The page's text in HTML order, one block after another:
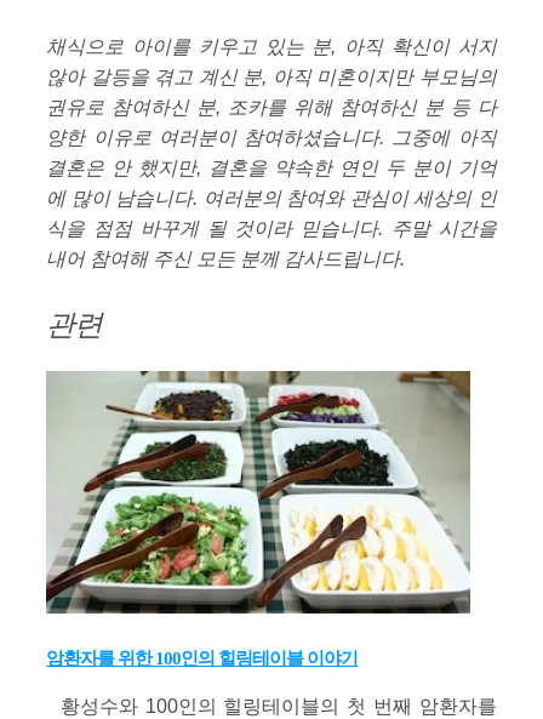
채식으로 아이를 키우고 있는 분, 아직 확신이 서지
않아 갈등을 겪고 계신 분, 아직 미혼이지만 부모님의
권유로 참여하신 분, 조카를 위해 참여하신 분 등 다
양한 이유로 여러분이 참여하셨습니다. 그중에 아직
결혼은 안 했지만, 결혼을 약속한 연인 두 분이 기억
에 많이 남습니다. 여러분의 참여와 관심이 세상의 인
식을 점점 바꾸게 될 것이라 믿습니다. 주말 시간을
내어 참여해 주신 모든 분께 감사드립니다.
관련
암환자를 위한 100인의 힐링테이블 이야기
황성수와 100인의 힐링테이블의 첫 번째 암환자를